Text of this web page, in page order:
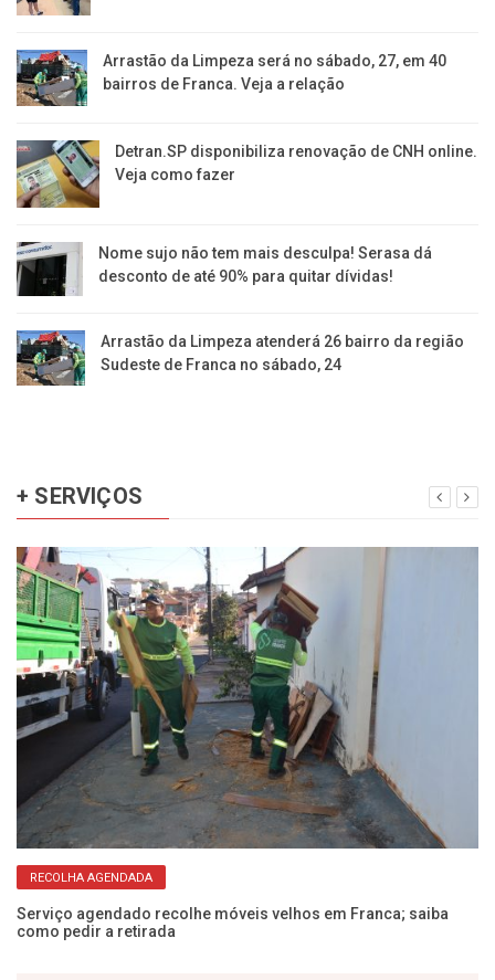
Arrastão da Limpeza será no sábado, 27, em 40
bairros de Franca. Veja a relação
Detran.SP disponibiliza renovação de CNH online.
Veja como fazer
Nome sujo não tem mais desculpa! Serasa dá
desconto de até 90% para quitar dívidas!
Arrastão da Limpeza atenderá 26 bairro da região
Sudeste de Franca no sábado, 24
+ SERVIÇOS
RECOLHA AGENDADA
Serviço agendado recolhe móveis velhos em Franca; saiba
como pedir a retirada